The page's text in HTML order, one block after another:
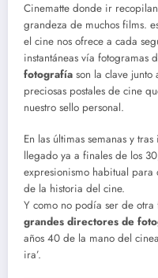
Cinematte donde ir
grandeza de muchos films.
el cine nos ofrece a cada
instantáneas vía fotogramas
fotografía son la clave junto
preciosas postales de cine
nuestro sello personal.
En las últimas semanas y
llegado ya a finales de los
expresionismo habitual
de la historia del cine.
Y como no podía ser de otra
grandes directores de
años 40 de la mano del
ira’.